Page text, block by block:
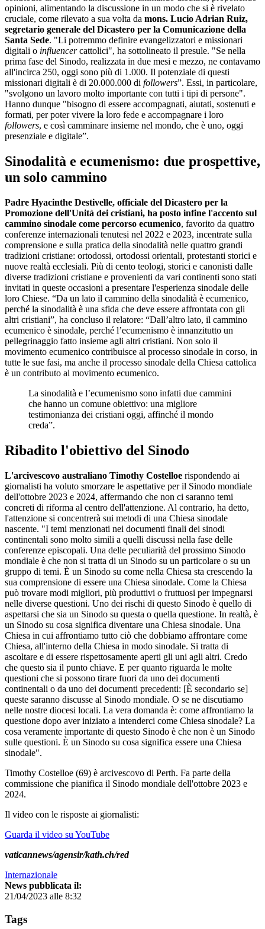
opinioni, alimentando la discussione in un modo che si è rivelato
cruciale, come rilevato a sua volta da mons. Lucio Adrian Ruiz,
segretario generale del Dicastero per la Comunicazione della
Santa Sede. "Li potremmo definire evangelizzatori e missionari
digitali o influencercattolici", ha sottolineato il presule. "Se nella
prima fase del Sinodo, realizzata in due mesi e mezzo, ne contavamo
all'incirca 250, oggi sono più di 1.000. Il potenziale di questi
missionari digitali è di 20.000.000 di followers”. Essi, in particolare,
"svolgono un lavoro molto importante con tutti i tipi di persone".
Hanno dunque "bisogno di essere accompagnati, aiutati, sostenuti e
formati, per poter vivere la loro fede e accompagnare i loro
followers, e così camminare insieme nel mondo, che è uno, oggi
presenziale e digitale”.
Sinodalità e ecumenismo: due prospettive,
un solo cammino
Padre Hyacinthe Destivelle, officiale del Dicastero per la
Promozione dell'Unità dei cristiani, ha posto infine l'accento sul
cammino sinodale come percorso ecumenico, favorito da quattro
conferenze internazionali tenutesi nel 2022 e 2023, incentrate sulla
comprensione e sulla pratica della sinodalità nelle quattro grandi
tradizioni cristiane: ortodossi, ortodossi orientali, protestanti storici e
nuove realtà ecclesiali. Più di cento teologi, storici e canonisti dalle
diverse tradizioni cristiane e provenienti da vari continenti sono stati
invitati in queste occasioni a presentare l'esperienza sinodale delle
loro Chiese. “Da un lato il cammino della sinodalità è ecumenico,
perché la sinodalità è una sfida che deve essere affrontata con gli
altri cristiani”, ha concluso il relatore: “Dall’altro lato, il cammino
ecumenico è sinodale, perché l’ecumenismo è innanzitutto un
pellegrinaggio fatto insieme agli altri cristiani. Non solo il
movimento ecumenico contribuisce al processo sinodale in corso, in
tutte le sue fasi, ma anche il processo sinodale della Chiesa cattolica
è un contributo al movimento ecumenico.
La sinodalità e l’ecumenismo sono infatti due cammini
che hanno un comune obiettivo: una migliore
testimonianza dei cristiani oggi, affinché il mondo
creda”.
Ribadito l'obiettivo del Sinodo
L'arcivescovo australiano Timothy Costelloe rispondendo ai
giornalisti ha voluto smorzare le aspettative per il Sinodo mondiale
dell'ottobre 2023 e 2024, affermando che non ci saranno temi
concreti di riforma al centro dell'attenzione. Al contrario, ha detto,
l'attenzione si concentrerà sui metodi di una Chiesa sinodale
nascente. "I temi menzionati nei documenti finali dei sinodi
continentali sono molto simili a quelli discussi nella fase delle
conferenze episcopali. Una delle peculiarità del prossimo Sinodo
mondiale è che non si tratta di un Sinodo su un particolare o su un
gruppo di temi. È un Sinodo su come nella Chiesa sta crescendo la
sua comprensione di essere una Chiesa sinodale. Come la Chiesa
può trovare modi migliori, più produttivi o fruttuosi per impegnarsi
nelle diverse questioni. Uno dei rischi di questo Sinodo è quello di
aspettarsi che sia un Sinodo su questa o quella questione. In realtà, è
un Sinodo su cosa significa diventare una Chiesa sinodale. Una
Chiesa in cui affrontiamo tutto ciò che dobbiamo affrontare come
Chiesa, all'interno della Chiesa in modo sinodale. Si tratta di
ascoltare e di essere rispettosamente aperti gli uni agli altri. Credo
che questo sia il punto chiave. E per quanto riguarda le molte
questioni che si possono tirare fuori da uno dei documenti
continentali o da uno dei documenti precedenti: [È secondario se]
queste saranno discusse al Sinodo mondiale. O se ne discutiamo
nelle nostre diocesi locali. La vera domanda è: come affrontiamo la
questione dopo aver iniziato a intenderci come Chiesa sinodale? La
cosa veramente importante di questo Sinodo è che non è un Sinodo
sulle questioni. È un Sinodo su cosa significa essere una Chiesa
sinodale".
Timothy Costelloe (69) è arcivescovo di Perth. Fa parte della
commissione che pianifica il Sinodo mondiale dell'ottobre 2023 e
2024.
Il video con le risposte ai giornalisti:
Guarda il video su YouTube
vaticannews/agensir/kath.ch/red
Internazionale
News pubblicata il:
21/04/2023 alle 8:32
Tags